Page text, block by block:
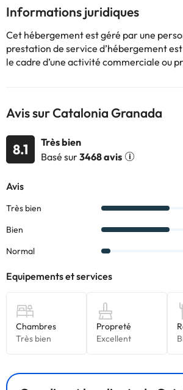
Les chambres sont entièrement équipées
chauffage, climatisation, coffre-fort,
et salle de bain avec douche ou baignoire,
commodités.
Profitez de votre séjour pour visiter la
km ou vous promener dans le centre
profitez d'un séjour dans le sud de l'Espagne.
Certains des services détaillés peuvent être
pouvez consulter leurs tarifs directement à
informations sont susceptibles d'être
Certains des services indiqués peuvent être
l’établissement. Toutes les informations
avez des questions, contactez-nous.
Informations juridiques
Cet hébergement est géré par une
prestation de service d’hébergement
le cadre d’une activité commerciale ou
Avis sur Catalonia Granada
8.1
Très bien
Basé sur3468 avis